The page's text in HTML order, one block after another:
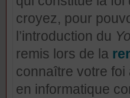
croyez, pour
l’introduction du
remis lors de la
connaître votre
en informatique